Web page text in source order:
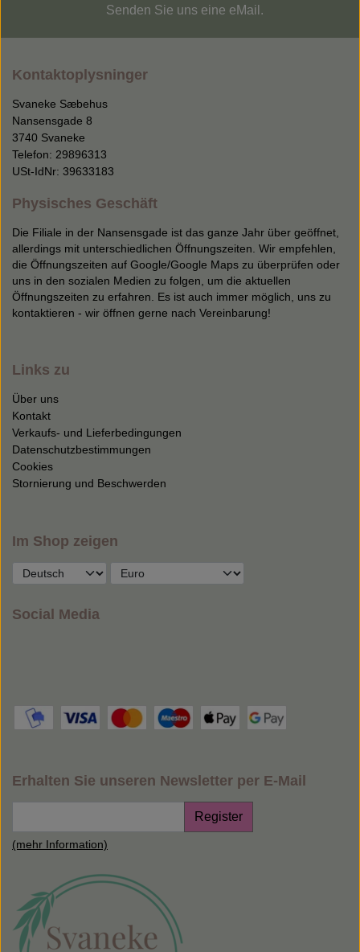
Senden Sie uns eine eMail.
Kontaktoplysninger
Svaneke Sæbehus
Nansensgade 8
3740 Svaneke
Telefon: 29896313
USt-IdNr: 39633183
Physisches Geschäft
Die Filiale in der Nansensgade ist das ganze Jahr über geöffnet,
allerdings mit unterschiedlichen Öffnungszeiten. Wir empfehlen,
die Öffnungszeiten auf Google/Google Maps zu überprüfen oder
uns in den sozialen Medien zu folgen, um die aktuellen
Öffnungszeiten zu erfahren. Es ist auch immer möglich, uns zu
kontaktieren - wir öffnen gerne nach Vereinbarung!
Links zu
Über uns
Kontakt
Verkaufs- und Lieferbedingungen
Datenschutzbestimmungen
Cookies
Stornierung und Beschwerden
Im Shop zeigen
Social Media
Erhalten Sie unseren Newsletter per E-Mail
Register
(mehr Information)